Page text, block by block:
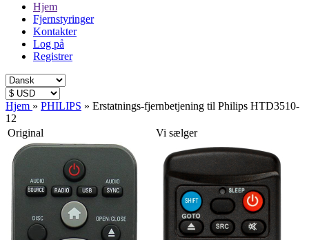
Hjem
Fjernstyringer
Kontakter
Log på
Registrer
Hjem » PHILIPS » Erstatnings-fjernbetjening til Philips HTD3510-
12
Original
Vi sælger